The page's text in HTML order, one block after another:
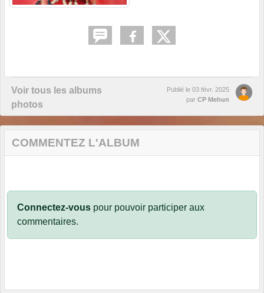
Voir tous les albums
photos
Publié le 03 févr. 2025
par CP Mehun
COMMENTEZ L'ALBUM
Connectez-vous pour pouvoir participer aux
commentaires.